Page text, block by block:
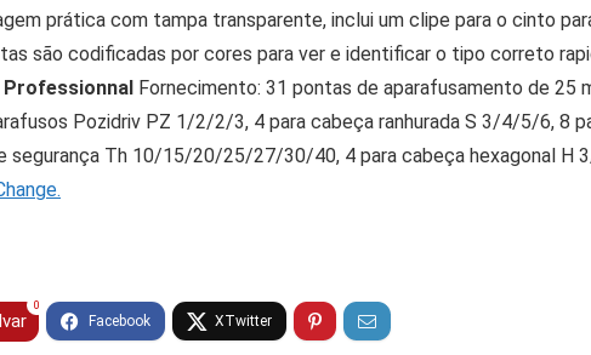
prática com tampa transparente, inclui um clipe para o cinto
são codificadas por cores para ver e identificar o tipo correto
Professionnal Fornecimento: 31 pontas de aparafusamento de
Pozidriv PZ 1/2/2/3, 4 para cabeça ranhurada S 3/4/5/6,
segurança Th 10/15/20/25/27/30/40, 4 para cabeça hexagonal H
0